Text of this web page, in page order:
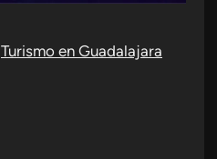
Turismo en Guadalajara